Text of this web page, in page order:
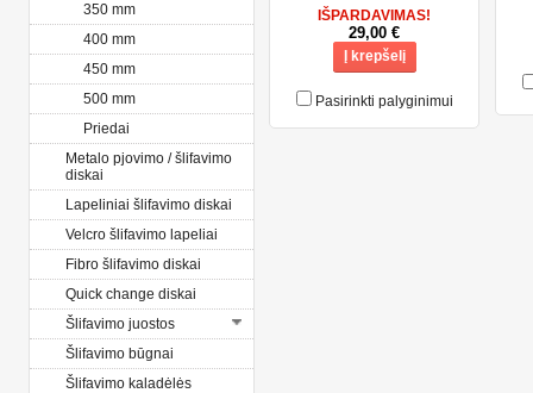
350 mm
400 mm
450 mm
500 mm
Priedai
Metalo pjovimo / šlifavimo
diskai
Lapeliniai šlifavimo diskai
Velcro šlifavimo lapeliai
Fibro šlifavimo diskai
Quick change diskai
Šlifavimo juostos
Šlifavimo būgnai
Šlifavimo kaladėlės
IŠPARDAVIMAS!
29,00 €
Į krepšelį
Pasirinkti palyginimui